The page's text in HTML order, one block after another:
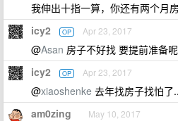
我伸出十指一算，你还有两个月
icy2 OP Apr 23, 2017
@Asan 房子不好找 要提前准备
icy2 OP Apr 23, 2017
@xiaoshenke 去年找房子找怕了
am0zing May 10, 2017